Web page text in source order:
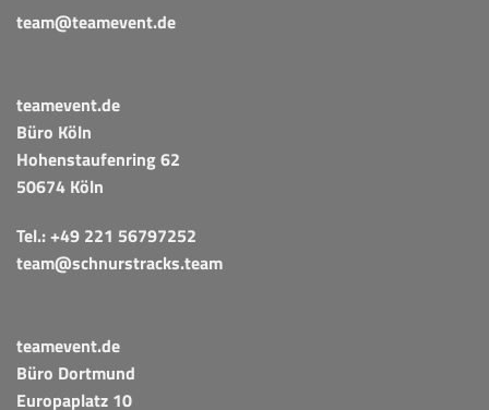
team@teamevent.de
teamevent.de
Büro Köln
Hohenstaufenring 62
50674 Köln
Tel.:+49 221 56797252
team@schnurstracks.team
teamevent.de
Büro Dortmund
Europaplatz 10